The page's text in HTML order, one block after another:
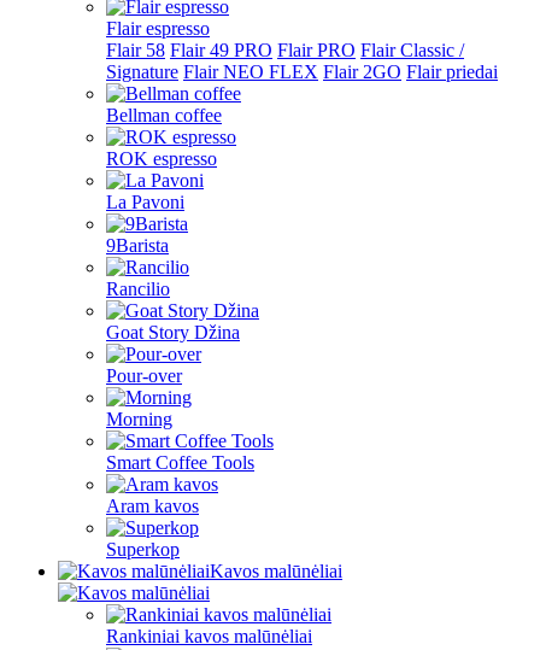
Flair espresso
Flair 58 Flair 49 PRO Flair PRO Flair Classic /
Signature Flair NEO FLEX Flair 2GO Flair priedai
Bellman coffee
ROK espresso
La Pavoni
9Barista
Rancilio
Goat Story Džina
Pour-over
Morning
Smart Coffee Tools
Aram kavos
Superkop
Kavos malūnėliai
Rankiniai kavos malūnėliai